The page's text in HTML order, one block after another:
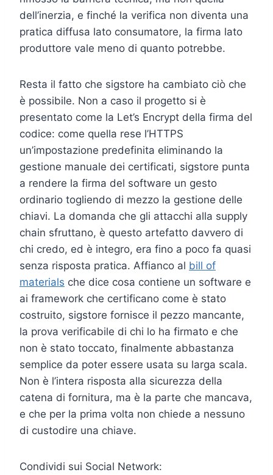
dell’inerzia, e finché la verifica non diventa una
pratica diffusa lato consumatore, la firma lato
produttore vale meno di quanto potrebbe.
Resta il fatto che sigstore ha cambiato ciò che
è possibile. Non a caso il progetto si è
presentato come la Let’s Encrypt della firma del
codice: come quella rese l’HTTPS
un’impostazione predefinita eliminando la
gestione manuale dei certificati, sigstore punta
a rendere la firma del software un gesto
ordinario togliendo di mezzo la gestione delle
chiavi. La domanda che gli attacchi alla supply
chain sfruttano, è questo artefatto davvero di
chi credo, ed è integro, era fino a poco fa quasi
senza risposta pratica. Affianco al bill of
materials che dice cosa contiene un software e
ai framework che certificano come è stato
costruito, sigstore fornisce il pezzo mancante,
la prova verificabile di chi lo ha firmato e che
non è stato toccato, finalmente abbastanza
semplice da poter essere usata su larga scala.
Non è l’intera risposta alla sicurezza della
catena di fornitura, ma è la parte che mancava,
e che per la prima volta non chiede a nessuno
di custodire una chiave.
Condividi sui Social Network: